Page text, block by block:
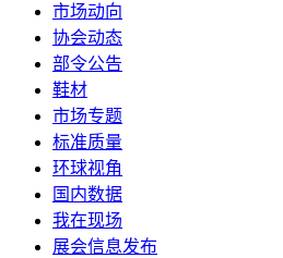
市场动向
协会动态
部令公告
鞋材
市场专题
标准质量
环球视角
国内数据
我在现场
展会信息发布